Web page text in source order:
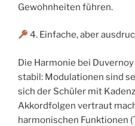
Gewohnheiten führen.
4. Einfache, aber
Die Harmonie bei
stabil: Modulationen sind
sich der Schüler mit
Akkordfolgen vertraut
harmonischen Funktionen